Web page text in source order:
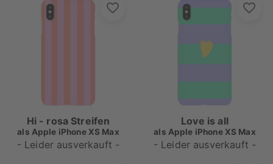
Hi - rosa Streifen
als Apple iPhone XS Max
- Leider ausverkauft -
Love is all
als Apple iPhone XS Max
- Leider ausverkauft -